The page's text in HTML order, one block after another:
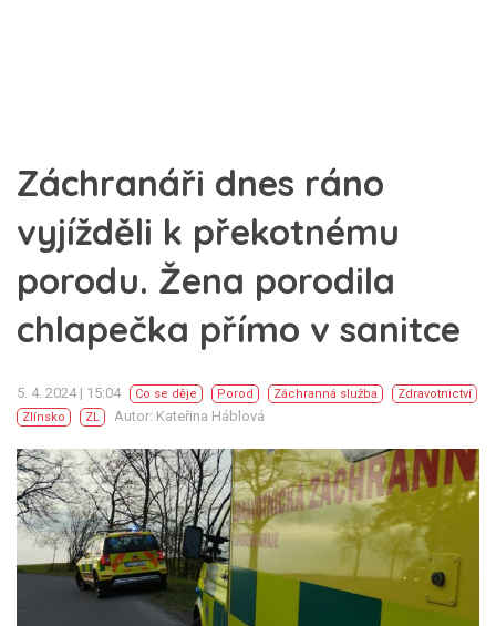
Záchranáři dnes ráno
vyjížděli k překotnému
porodu. Žena porodila
chlapečka přímo v sanitce
5. 4. 2024 | 15:04 Co se děje Porod Záchranná služba
Zdravotnictví
Zlínsko
ZL Autor: Kateřina Háblová